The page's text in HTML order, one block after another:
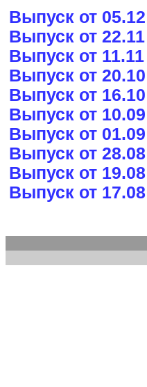
Выпуск от 05.12
Выпуск от 22.11
Выпуск от 11.11
Выпуск от 20.10
Выпуск от 16.10
Выпуск от 10.09
Выпуск от 01.09
Выпуск от 28.08
Выпуск от 19.08
Выпуск от 17.08